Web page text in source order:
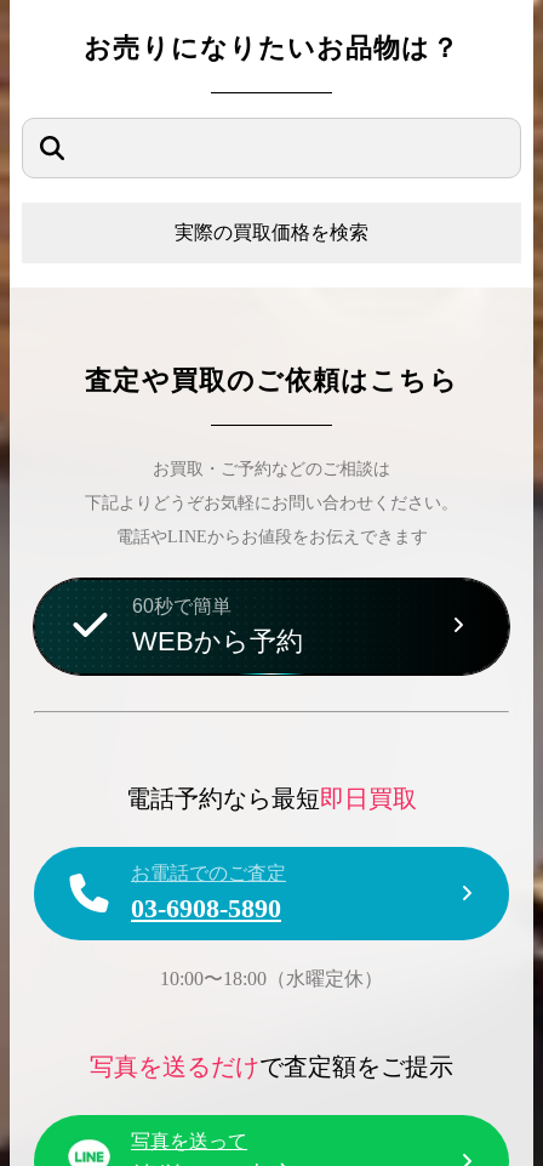
お売りになりたいお品物は？
実際の買取価格を検索
査定や買取のご依頼はこちら
お買取・ご予約などのご相談は
下記よりどうぞお気軽にお問い合わせください。
電話やLINEからお値段をお伝えできます
60秒で簡単
WEBから予約
電話予約なら最短即日買取
お電話でのご査定
03-6908-5890
10:00〜18:00（水曜定休）
写真を送るだけで査定額をご提示
写真を送って